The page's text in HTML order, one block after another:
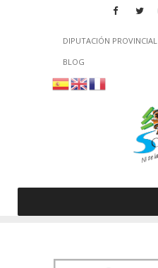
DIPUTACIÓN PROVINCIAL
BLOG